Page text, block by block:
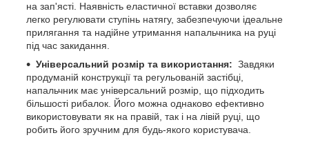
на зап'ясті. Наявність еластичної вставки дозволяє
легко регулювати ступінь натягу, забезпечуючи ідеальне
прилягання та надійне утримання напальчника на руці
під час закидання.
Універсальний розмір та використання: Завдяки
продуманій конструкції та регульованій застібці,
напальчник має універсальний розмір, що підходить
більшості рибалок. Його можна однаково ефективно
використовувати як на правій, так і на лівій руці, що
робить його зручним для будь-якого користувача.